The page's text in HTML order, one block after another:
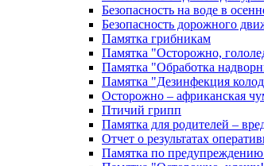
Безопасность на воде в
Безопасность дорожного
Памятка грибникам
Памятка "Осторожно,
Памятка "Обработка
Памятка "Дезинфекция
Осторожно – африканская
Птичий грипп
Памятка для родителей –
Отчет о результатах
Памятка по